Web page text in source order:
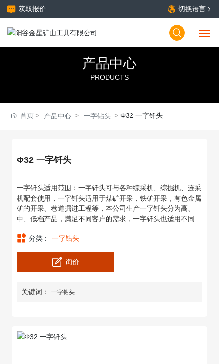
获取报价 切换语言
产品中心
荣誉资质
新闻动态
联系我们
产品中心
PRODUCTS
首页 产品中心 一字钻头 Φ32 一字钎头
Φ32 一字钎头
一字钎头适用范围：一字钎头可与各种综采机、综掘机、连采
机配套使用，一字钎头适用于煤矿开采，铁矿开采，有色金属
矿的开采、巷道掘进工程等，本公司生产一字钎头分为高、
中、低档产品，满足不同客户的需求，一字钎头也适用不同硬
等，本公司生产严格按照ISO9001质量管理体系进行质量控
分类： 一字钻头
询价
关键词： 一字钻头